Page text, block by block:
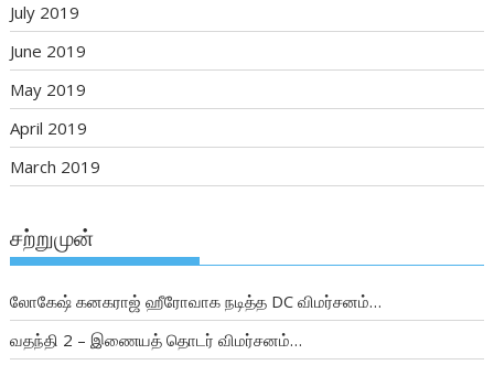
July 2019
June 2019
May 2019
April 2019
March 2019
சற்றுமுன்
லோகேஷ் கனகராஜ் ஹீரோவாக நடித்த DC விமர்சனம்…
வதந்தி 2 – இணையத் தொடர் விமர்சனம்…